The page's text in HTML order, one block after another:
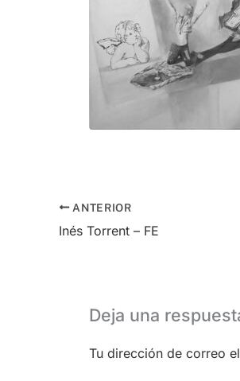
ANTERIOR
Inés Torrent – FE
Deja una
Tu dirección de correo